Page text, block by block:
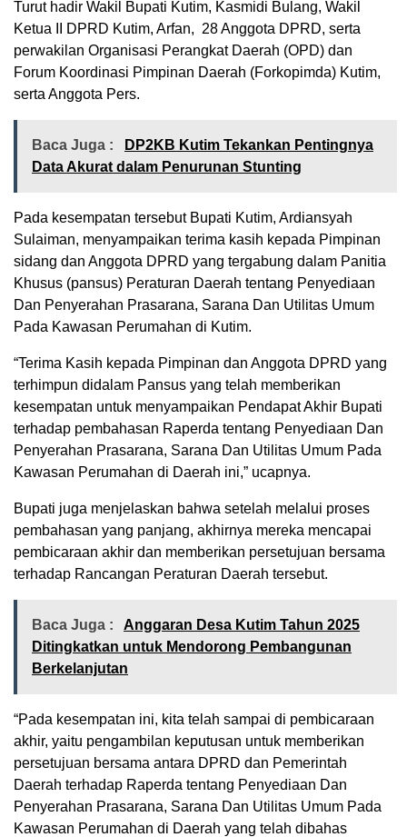
Turut hadir Wakil Bupati Kutim, Kasmidi Bulang, Wakil
Ketua II DPRD Kutim, Arfan, 28 Anggota DPRD, serta
perwakilan Organisasi Perangkat Daerah (OPD) dan
Forum Koordinasi Pimpinan Daerah (Forkopimda) Kutim,
serta Anggota Pers.
Baca Juga :
DP2KB Kutim Tekankan Pentingnya
Data Akurat dalam Penurunan Stunting
Pada kesempatan tersebut Bupati Kutim, Ardiansyah
Sulaiman, menyampaikan terima kasih kepada Pimpinan
sidang dan Anggota DPRD yang tergabung dalam Panitia
Khusus (pansus) Peraturan Daerah tentang Penyediaan
Dan Penyerahan Prasarana, Sarana Dan Utilitas Umum
Pada Kawasan Perumahan di Kutim.
“Terima Kasih kepada Pimpinan dan Anggota DPRD yang
terhimpun didalam Pansus yang telah memberikan
kesempatan untuk menyampaikan Pendapat Akhir Bupati
terhadap pembahasan Raperda tentang Penyediaan Dan
Penyerahan Prasarana, Sarana Dan Utilitas Umum Pada
Kawasan Perumahan di Daerah ini,” ucapnya.
Bupati juga menjelaskan bahwa setelah melalui proses
pembahasan yang panjang, akhirnya mereka mencapai
pembicaraan akhir dan memberikan persetujuan bersama
terhadap Rancangan Peraturan Daerah tersebut.
Baca Juga :
Anggaran Desa Kutim Tahun 2025
Ditingkatkan untuk Mendorong Pembangunan
Berkelanjutan
“Pada kesempatan ini, kita telah sampai di pembicaraan
akhir, yaitu pengambilan keputusan untuk memberikan
persetujuan bersama antara DPRD dan Pemerintah
Daerah terhadap Raperda tentang Penyediaan Dan
Penyerahan Prasarana, Sarana Dan Utilitas Umum Pada
Kawasan Perumahan di Daerah yang telah dibahas